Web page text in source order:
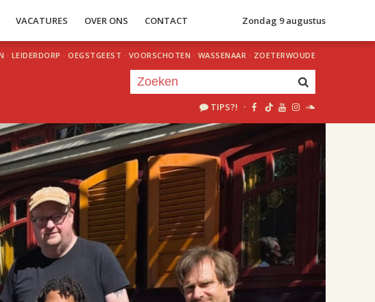
VACATURES OVER ONS CONTACT Zondag 9 augustus
· LEIDERDORP · OEGSTGEEST · VOORSCHOTEN · WASSENAAR · ZOETERWOUDE
TIPS?! ·
11.00
Je luistert nu naar
«Vorig uur Volgend uur